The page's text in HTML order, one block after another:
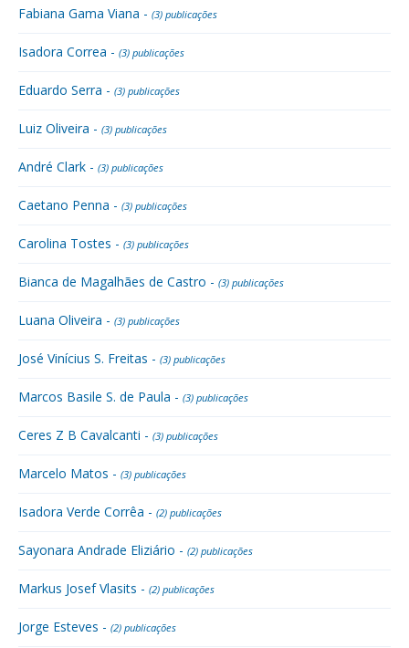
Fabiana Gama Viana - (3) publicações
Isadora Correa - (3) publicações
Eduardo Serra - (3) publicações
Luiz Oliveira - (3) publicações
André Clark - (3) publicações
Caetano Penna - (3) publicações
Carolina Tostes - (3) publicações
Bianca de Magalhães de Castro - (3) publicações
Luana Oliveira - (3) publicações
José Vinícius S. Freitas - (3) publicações
Marcos Basile S. de Paula - (3) publicações
Ceres Z B Cavalcanti - (3) publicações
Marcelo Matos - (3) publicações
Isadora Verde Corrêa - (2) publicações
Sayonara Andrade Eliziário - (2) publicações
Markus Josef Vlasits - (2) publicações
Jorge Esteves - (2) publicações